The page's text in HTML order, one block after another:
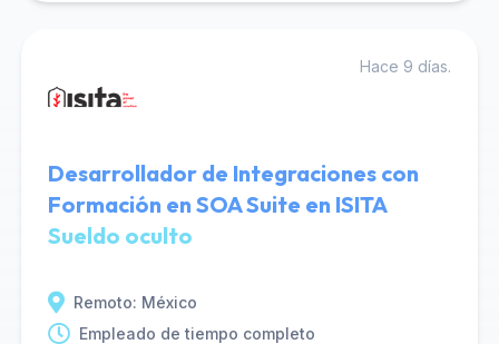
Hace 9 días.
Desarrollador de Integraciones con
Formación en SOA Suite en ISITA
Sueldo oculto
Remoto: México
Empleado de tiempo completo